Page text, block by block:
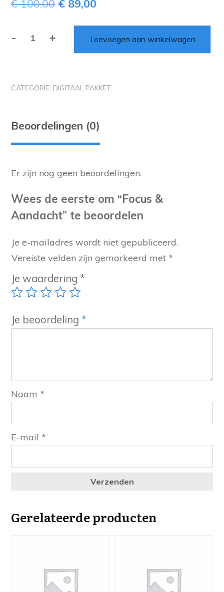
€100,00 € 89,00
- + Toevoegen aan winkelwagen
CATEGORIE: DIGITAAL PAKKET
Beoordelingen (0)
Er zijn nog geen beoordelingen.
Wees de eerste om “Focus &
Aandacht” te beoordelen
Je e-mailadres wordt niet gepubliceerd.
Vereiste velden zijn gemarkeerd met *
Je waardering *
Je beoordeling *
Naam *
E-mail *
Verzenden
Gerelateerde producten